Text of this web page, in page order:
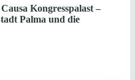
Kongresspalast –
Palma und die